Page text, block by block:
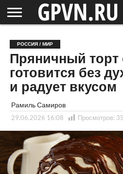
ОБЛАСТЬ
НОВОСТИ
СОСЕДЕЙ
РОССИЯ
/ МИР
СПЕЦПРОЕКТЫ
БЛОГ
СТАТЬИ
ФОТОРЕПОРТАЖИ
ИНТЕРВЬЮ
ОБЪЕКТЫ
ПОДБОРКИ
РОССИЯ / МИР
Пряничный торт
готовится без
и радует вкусом
Рамиль Самиров
29.06.2026 16:08 Просмотров: 35